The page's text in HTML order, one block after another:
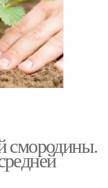
Сорта для юга
Столовые сорта
Вкусные сорта
смородины.